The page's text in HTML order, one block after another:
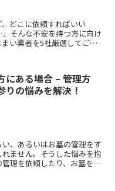
どこに依頼すればいい
そんな不安を持つ方に向け
い業者を5社厳選してご紹
にある場合 – 管理方
りの悩みを解決！
、あるいはお墓の管理をす
ません。そうした悩みを抱
理を依頼したり、お墓を移